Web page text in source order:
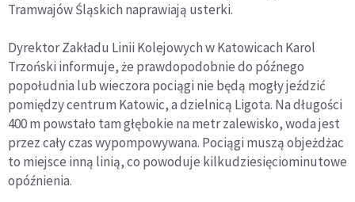
Tramwajów Śląskich naprawiają usterki.
Dyrektor Zakładu Linii Kolejowych w Katowicach Karol
Trzoński informuje, że prawdopodobnie do późnego
popołudnia lub wieczora pociągi nie będą mogły jeździć
pomiędzy centrum Katowic, a dzielnicą Ligota. Na długości
400 m powstało tam głębokie na metr zalewisko, woda jest
przez cały czas wypompowywana. Pociągi muszą objeżdżac
to miejsce inną linią, co powoduje kilkudziesięciominutowe
opóźnienia.